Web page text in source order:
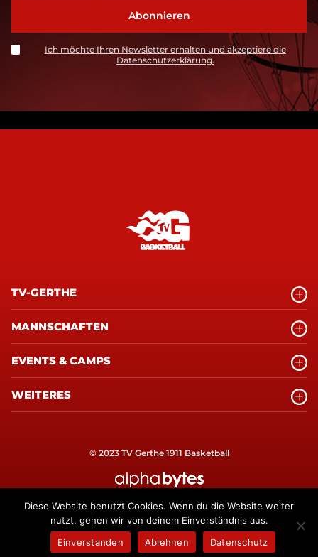
Ich möchte Ihren Newsletter erhalten und akzeptiere die
Datenschutzerklärung.
TV-GERTHE
MANNSCHAFTEN
EVENTS & CAMPS
WEITERES
© 2023 TV Gerthe 1911 Basketball
Diese Website benutzt Cookies. Wenn du die Website weiter
nutzt, gehen wir von deinem Einverständnis aus.
Einverstanden
Ablehnen Datenschutz